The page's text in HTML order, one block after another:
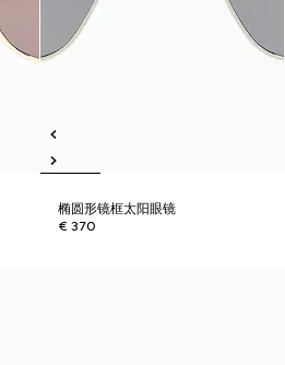
椭圆形镜框太阳眼镜
€ 370